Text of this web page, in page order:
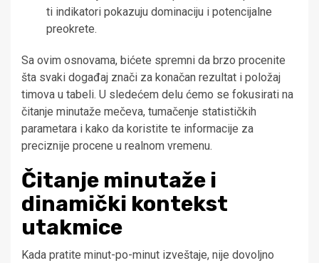
ti indikatori pokazuju dominaciju i potencijalne
preokrete.
Sa ovim osnovama, bićete spremni da brzo procenite
šta svaki događaj znači za konačan rezultat i položaj
timova u tabeli. U sledećem delu ćemo se fokusirati na
čitanje minutaže mečeva, tumačenje statističkih
parametara i kako da koristite te informacije za
preciznije procene u realnom vremenu.
Čitanje minutaže i
dinamički kontekst
utakmice
Kada pratite minut-po-minut izveštaje, nije dovoljno